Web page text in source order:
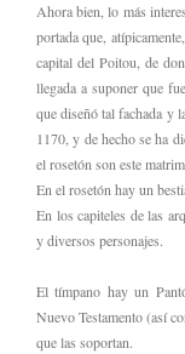
Ahora bien, lo más
portada que,
capital del Poitou, de
llegada a suponer que
que diseñó tal fachada y
1170, y de hecho se ha
el rosetón son este
En el rosetón hay un
En los capiteles de las
y diversos personajes.
El tímpano hay un
Nuevo Testamento (así
que las soportan.